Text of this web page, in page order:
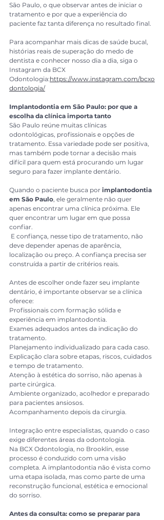
São Paulo, o que observar antes de iniciar o
tratamento e por que a experiência do
paciente faz tanta diferença no resultado final.
Para acompanhar mais dicas de saúde bucal,
histórias reais de superação do medo de
dentista e conhecer nosso dia a dia, siga o
Instagram da BCX
Odontologia:https://www.instagram.com/bcxo
dontologia/
Implantodontia em São Paulo: por que a
escolha da clínica importa tanto
São Paulo reúne muitas clínicas
odontológicas, profissionais e opções de
tratamento. Essa variedade pode ser positiva,
mas também pode tornar a decisão mais
difícil para quem está procurando um lugar
seguro para fazer implante dentário.
Quando o paciente busca por implantodontia
em São Paulo, ele geralmente não quer
apenas encontrar uma clínica próxima. Ele
quer encontrar um lugar em que possa
confiar.
E confiança, nesse tipo de tratamento, não
deve depender apenas de aparência,
localização ou preço. A confiança precisa ser
construída a partir de critérios reais.
Antes de escolher onde fazer seu implante
dentário, é importante observar se a clínica
oferece:
Profissionais com formação sólida e
experiência em implantodontia.
Exames adequados antes da indicação do
tratamento.
Planejamento individualizado para cada caso.
Explicação clara sobre etapas, riscos, cuidados
e tempo de tratamento.
Atenção à estética do sorriso, não apenas à
parte cirúrgica.
Ambiente organizado, acolhedor e preparado
para pacientes ansiosos.
Acompanhamento depois da cirurgia.
Integração entre especialistas, quando o caso
exige diferentes áreas da odontologia.
Na BCX Odontologia, no Brooklin, esse
processo é conduzido com uma visão
completa. A implantodontia não é vista como
uma etapa isolada, mas como parte de uma
reconstrução funcional, estética e emocional
do sorriso.
Antes da consulta: como se preparar para